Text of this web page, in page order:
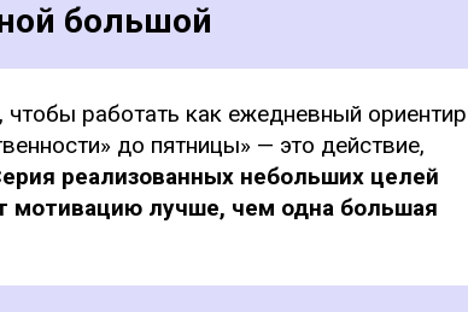
большой
работать как ежедневный
до пятницы» — это действие,
реализованных небольших целей
мотивацию лучше, чем одна большая